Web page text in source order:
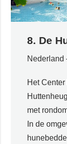
8. De
Nederland
Het
met
In de